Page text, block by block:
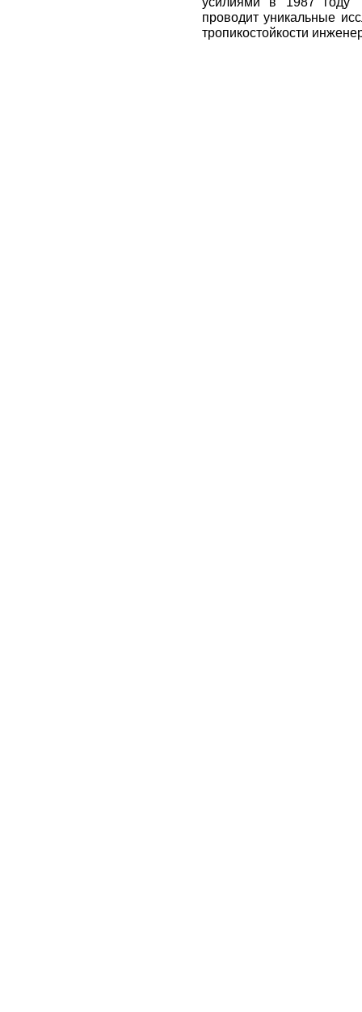
проводит уникальные
тропикостойкости